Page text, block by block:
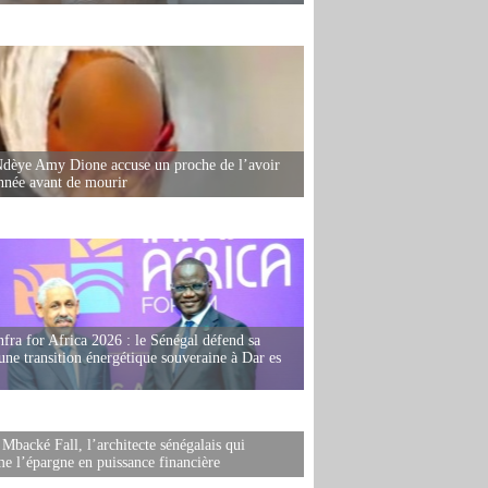
Amy Dione accuse un proche de l’avoir
avant de mourir
for Africa 2026 : le Sénégal défend sa
transition énergétique souveraine à Dar es
Fall, l’architecte sénégalais qui
l’épargne en puissance financière